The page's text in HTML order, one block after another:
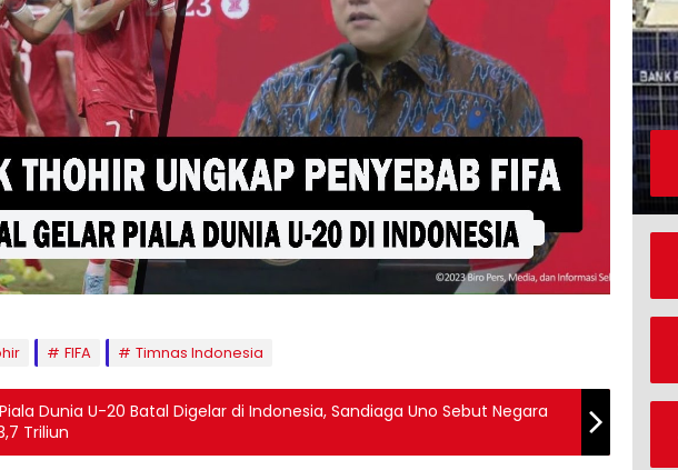
FIFA Timnas Indonesia
Piala Dunia U-20 Batal Digelar di Indonesia, Sandiaga Uno Sebut Negara
Triliun